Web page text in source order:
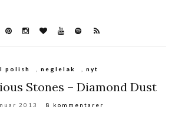
polish , neglelak , nyt
Stones – Diamond Dust
2013 8 kommentarer